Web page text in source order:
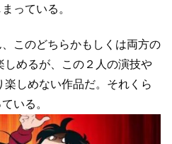
っている。
このどちらかもしくは両方の
しめるが、この２人の演技や
楽しめない作品だ。それくら
いる。